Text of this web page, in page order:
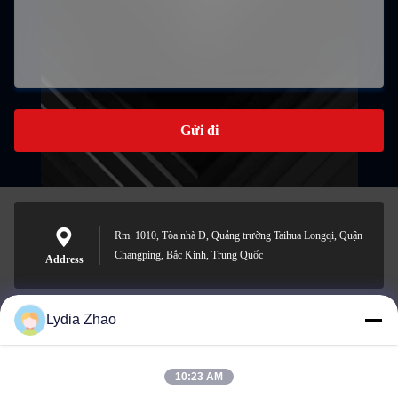
Gửi đi
Address
Rm. 1010, Tòa nhà D, Quảng trường Taihua Longqi, Quận
Changping, Bắc Kinh, Trung Quốc
jesingd@vip.sina.com
Lydia Zhao
10:23 AM